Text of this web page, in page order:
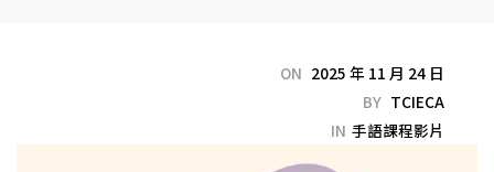
ON 2025 年 11 月 24 日
BY TCIECA
IN 手語課程影片